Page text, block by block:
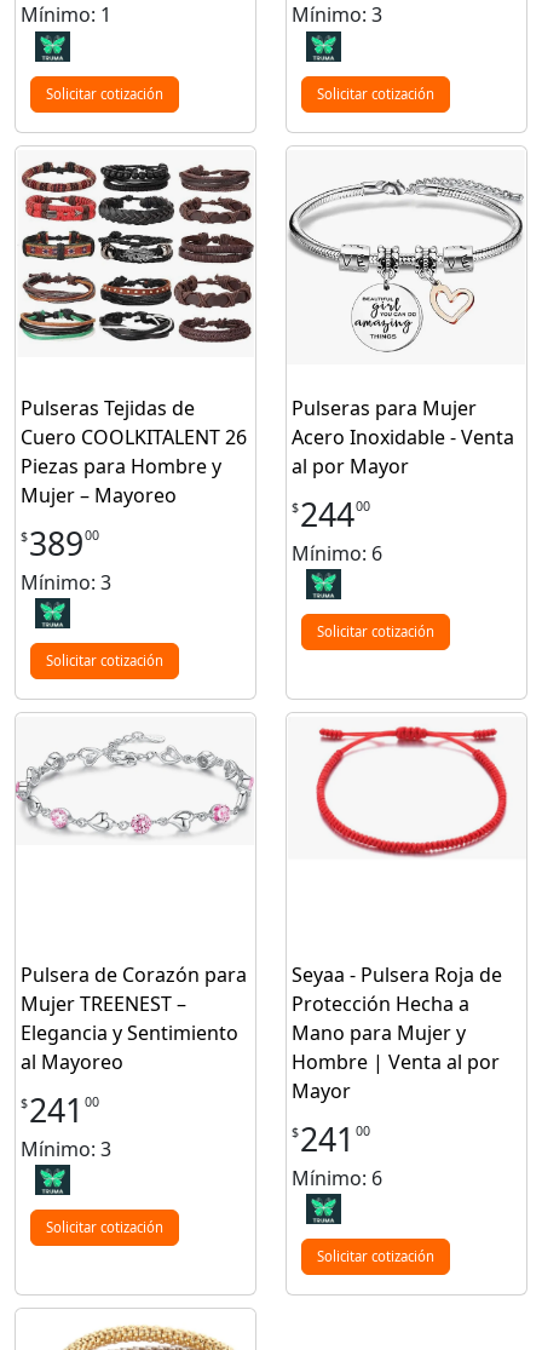
Mínimo: 1
Solicitar cotización
Mínimo: 3
Solicitar cotización
Pulseras Tejidas de
Cuero COOLKITALENT 26
Piezas para Hombre y
Mujer – Mayoreo
$38900
Mínimo: 3
Solicitar cotización
Pulseras para Mujer
Acero Inoxidable - Venta
al por Mayor
$24400
Mínimo: 6
Solicitar cotización
Pulsera de Corazón para
Mujer TREENEST –
Elegancia y Sentimiento
al Mayoreo
$241 00
Mínimo: 3
Solicitar cotización
Seyaa - Pulsera Roja de
Protección Hecha a
Mano para Mujer y
Hombre | Venta al por
Mayor
$241 00
Mínimo: 6
Solicitar cotización